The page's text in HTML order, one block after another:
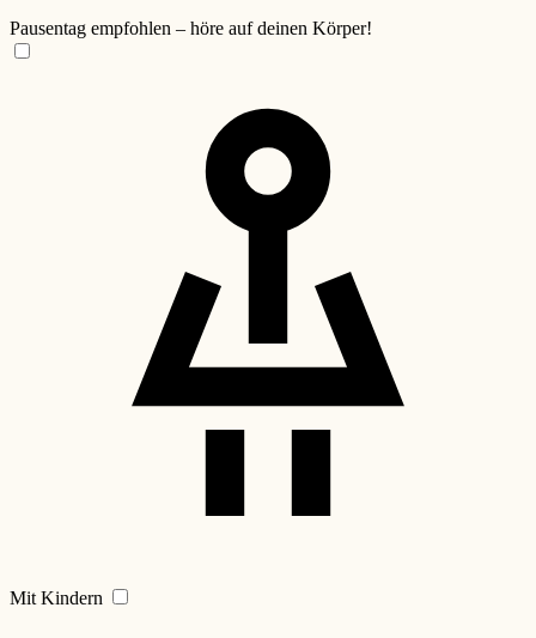
Pausentag empfohlen – höre auf deinen Körper!
Mit Kindern